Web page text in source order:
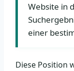
Website in
einer
Diese Position